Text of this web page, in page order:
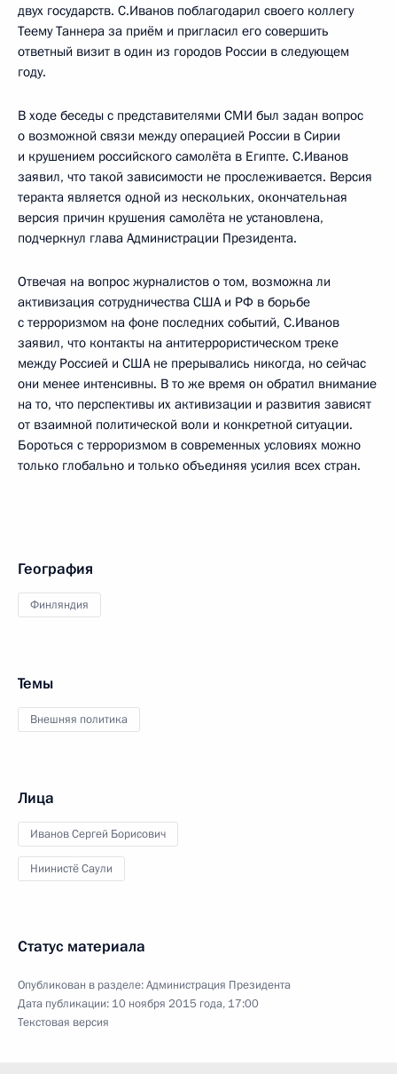
двух государств. С.Иванов поблагодарил своего коллегу
Теему Таннера за приём и пригласил его совершить
ответный визит в один из городов России в следующем
году.
В ходе беседы с представителями СМИ был задан вопрос
о возможной связи между операцией России в Сирии
и крушением российского самолёта в Египте. С.Иванов
заявил, что такой зависимости не прослеживается. Версия
теракта является одной из нескольких, окончательная
версия причин крушения самолёта не установлена,
подчеркнул глава Администрации Президента.
Отвечая на вопрос журналистов о том, возможна ли
активизация сотрудничества США и РФ в борьбе
с терроризмом на фоне последних событий, С.Иванов
заявил, что контакты на антитеррористическом треке
между Россией и США не прерывались никогда, но сейчас
они менее интенсивны. В то же время он обратил внимание
на то, что перспективы их активизации и развития зависят
от взаимной политической воли и конкретной ситуации.
Бороться с терроризмом в современных условиях можно
только глобально и только объединяя усилия всех стран.
География
Финляндия
Темы
Внешняя политика
Лица
Иванов Сергей Борисович
Ниинистё Саули
Статус материала
Опубликован в разделе:Администрация Президента
Дата публикации: 10 ноября 2015 года, 17:00
Текстовая версия